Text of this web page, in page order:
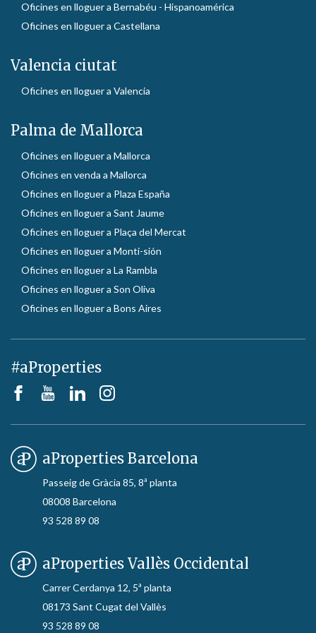
Oficines en lloguer a Bernabéu - Hispanoamérica
Oficines en lloguer a Castellana
Valencia ciutat
Oficines en lloguer a Valencia
Palma de Mallorca
Oficines en lloguer a Mallorca
Oficines en venda a Mallorca
Oficines en lloguer a Plaza España
Oficines en lloguer a Sant Jaume
Oficines en lloguer a Plaça del Mercat
Oficines en lloguer a Monti-sión
Oficines en lloguer a La Rambla
Oficines en lloguer a Son Oliva
Oficines en lloguer a Bons Aires
#aProperties
aProperties Barcelona
Passeig de Gràcia 85, 8ª planta
08008 Barcelona
93 528 89 08
aProperties Vallès Occidental
Carrer Cerdanya 12, 5ª planta
08173 Sant Cugat del Vallès
93 528 89 08